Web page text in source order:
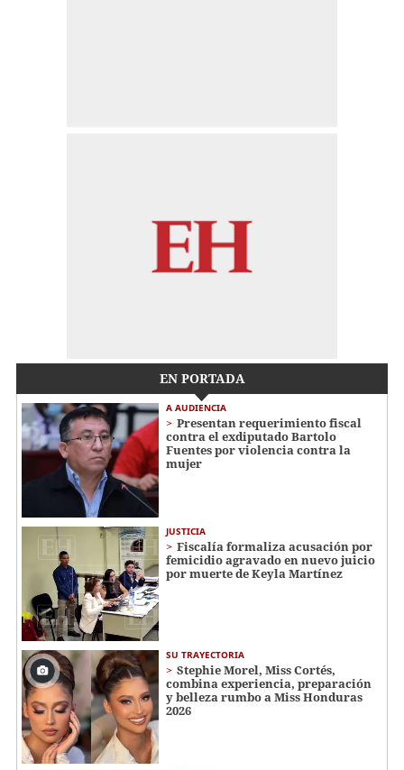
EN PORTADA
A AUDIENCIA
Presentan requerimiento fiscal
contra el exdiputado Bartolo
Fuentes por violencia contra la
mujer
JUSTICIA
Fiscalía formaliza acusación por
femicidio agravado en nuevo juicio
por muerte de Keyla Martínez
SU TRAYECTORIA
Stephie Morel, Miss Cortés,
combina experiencia, preparación
y belleza rumbo a Miss Honduras
2026